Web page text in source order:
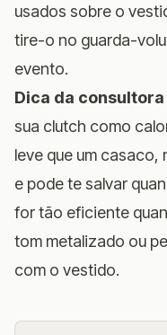
usados sobre o
tire-o no guarda-
evento.
Dica da
sua clutch como
leve que um casaco,
e pode te salvar
for tão eficiente
tom metalizado ou
com o vestido.